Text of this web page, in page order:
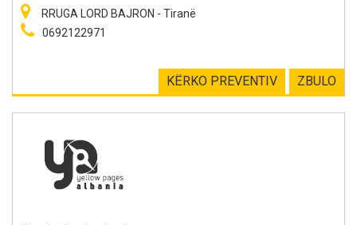
RRUGA LORD BAJRON - Tiranë
0692122971
ZBULO
KËRKO PREVENTIV